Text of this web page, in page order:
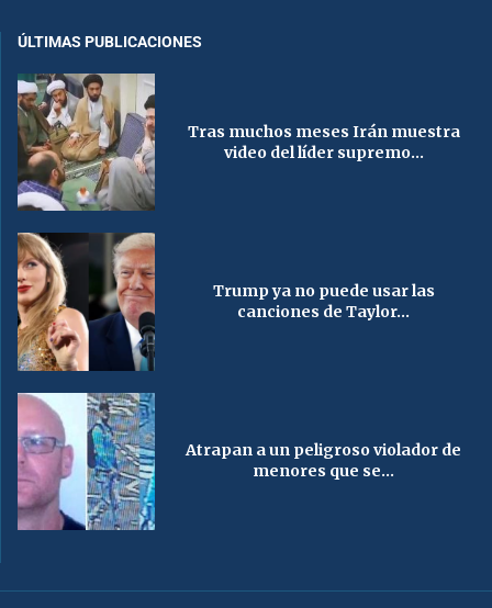
ÚLTIMAS PUBLICACIONES
Tras muchos meses Irán muestra
video del líder supremo...
Trump ya no puede usar las
canciones de Taylor...
Atrapan a un peligroso violador de
menores que se...